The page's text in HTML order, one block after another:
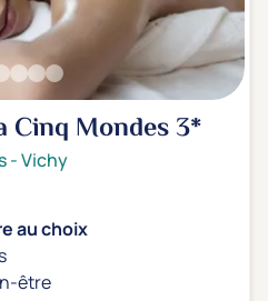
Cinq Mondes3*
-Vichy
au choix
être